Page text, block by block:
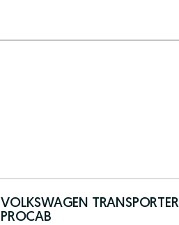
VOLKSWAGEN TRANSPORTER
PROCAB